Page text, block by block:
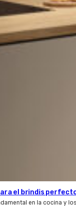
el brindis
en la cocina y